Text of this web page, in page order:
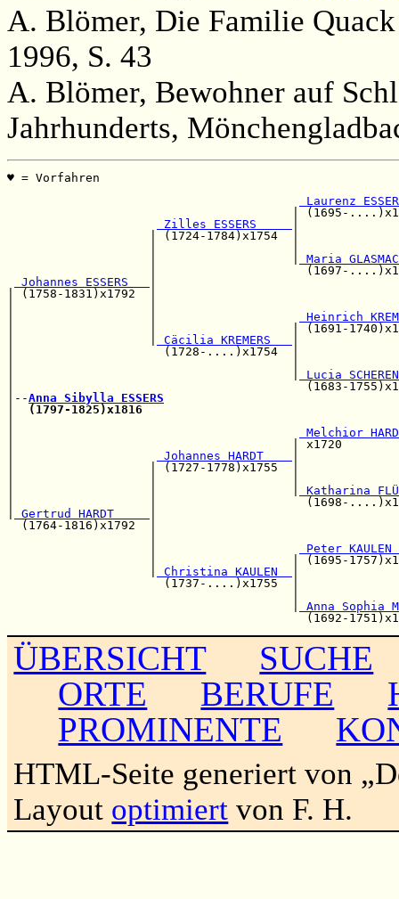
A. Blömer, Die Familie
1996, S. 43
A. Blömer, Bewohner auf
Jahrhunderts,
♥ =
Laurenz
| (1695-
Zilles ESSERS
| (1724-
Maria
|                     (1697-
Johannes ESSERS
| (1758-
Heinrich
|                   |                   | (1691-
Cäcilia KREMERS
|                     (1728-
Lucia
|
|--Anna Sibylla ESSERS
(1797-1825)x1816
Melchior
|
Johannes HARDT
|                   | (1727-
Katharina
|                   |                     (1698-
Gertrud HARDT
(1764-1816)x1792
Peter
|                   | (1695-
Christina KAULEN
(1737-
Anna Sophia
ÜBERSICHT
SUCHE
ORTE
BERUFE
PROMINENTE
HTML-Seite generiert von
Layout optimiert von F. H.